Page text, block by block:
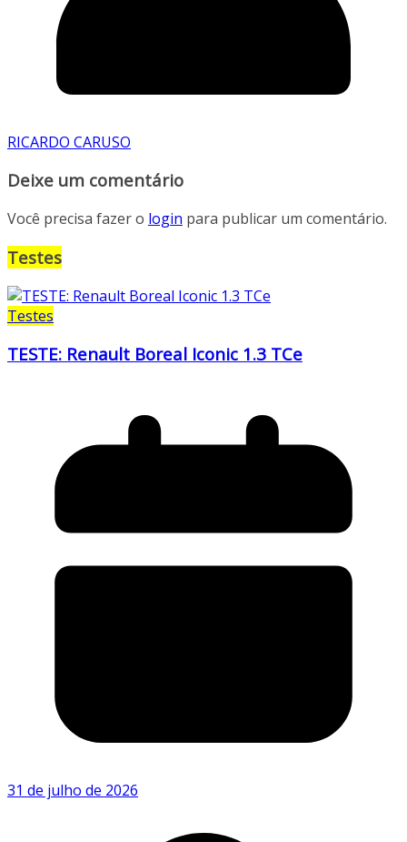
RICARDO CARUSO
Deixe um comentário
Você precisa fazer o login para publicar um comentário.
Testes
Testes
TESTE: Renault Boreal Iconic 1.3 TCe
31 de julho de 2026